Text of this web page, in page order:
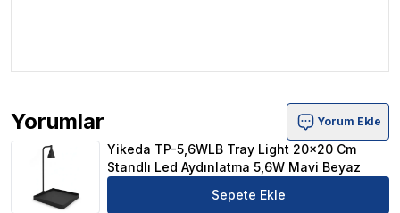
Yorumlar
Yikeda TP-5,6WLB Tray Light 20x20 Cm Standlı Led
Yorum Ekle
Yikeda TP-5,6WLB Tray Light 20x20 Cm
Standlı Led Aydınlatma 5,6W Mavi Beyaz
Sepete Ekle